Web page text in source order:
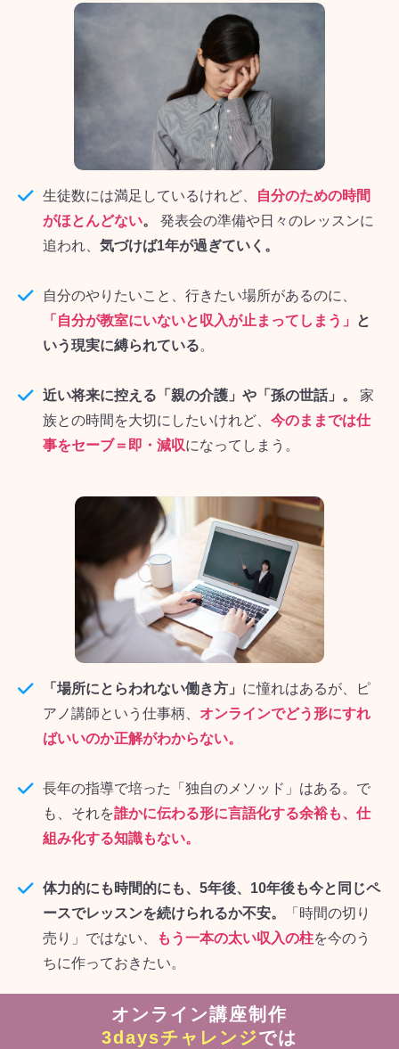
生徒数には満足しているけれど、
自分のための時間
がほとんどない。
発表会の準備や日々のレッスンに
追われ、 気づけば1年が過ぎていく。
自分のやりたいこと、行きたい場所があるのに、
「自分が教室にいないと収入が止まってしまう」
と
いう現実に縛られている。
近い将来に控える「親の介護」や「孫の世話」。
家
族との時間を大切にしたいけれど、 今のままでは仕
事をセーブ＝即・減収になってしまう。
「場所にとらわれない働き方」 に憧れはあるが、ピ
アノ講師という仕事柄、 オンラインでどう形にすれ
ばいいのか正解がわからない。
長年の指導で培った「独自のメソッド」はある。で
も、それを誰かに伝わる形に言語化する余裕も、仕
組み化する知識もない。
体力的にも時間的にも、5年後、10年後も今と同じペ
ースでレッスンを続けられるか不安。
「時間の切り
売り」ではない、
もう一本の太い収入の柱を今のう
ちに作っておきたい。
オンライン講座制作
3daysチャレンジでは